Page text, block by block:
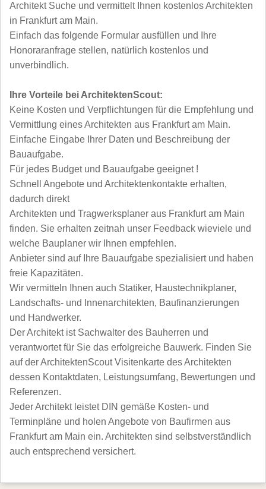
Architekt Suche und vermittelt Ihnen kostenlos Architekten
in Frankfurt am Main.
Einfach das folgende Formular ausfüllen und Ihre
Honoraranfrage stellen, natürlich kostenlos und
unverbindlich.
Ihre Vorteile bei ArchitektenScout:
Keine Kosten und Verpflichtungen für die Empfehlung und
Vermittlung eines Architekten aus Frankfurt am Main.
Einfache Eingabe Ihrer Daten und Beschreibung der
Bauaufgabe.
Für jedes Budget und Bauaufgabe geeignet !
Schnell Angebote und Architektenkontakte erhalten,
dadurch direkt
Architekten und Tragwerksplaner aus Frankfurt am Main
finden. Sie erhalten zeitnah unser Feedback wieviele und
welche Bauplaner wir Ihnen empfehlen.
Anbieter sind auf Ihre Bauaufgabe spezialisiert und haben
freie Kapazitäten.
Wir vermitteln Ihnen auch Statiker, Haustechnikplaner,
Landschafts- und Innenarchitekten, Baufinanzierungen
und Handwerker.
Der Architekt ist Sachwalter des Bauherren und
verantwortet für Sie das erfolgreiche Bauwerk. Finden Sie
auf der ArchitektenScout Visitenkarte des Architekten
dessen Kontaktdaten, Leistungsumfang, Bewertungen und
Referenzen.
Jeder Architekt leistet DIN gemäße Kosten- und
Terminpläne und holen Angebote von Baufirmen aus
Frankfurt am Main ein. Architekten sind selbstverständlich
auch entsprechend versichert.